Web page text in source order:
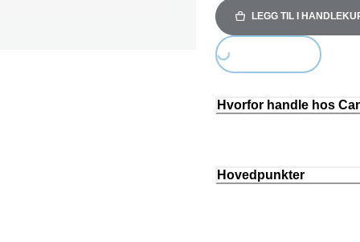
LEGG TIL I
Loading...
Hvorfor handle hos
Hovedpunkter